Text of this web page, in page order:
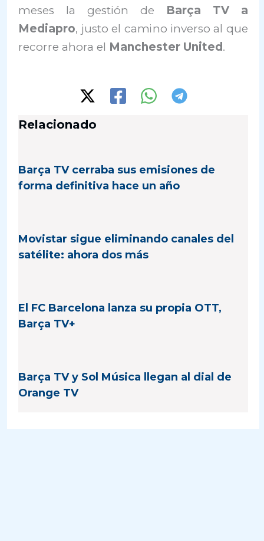
meses la gestión de Barça TV a
Mediapro, justo el camino inverso al que
recorre ahora el Manchester United .
Relacionado
Barça TV cerraba sus emisiones de
forma definitiva hace un año
Movistar sigue eliminando canales del
satélite: ahora dos más
El FC Barcelona lanza su propia OTT,
Barça TV+
Barça TV y Sol Música llegan al dial de
Orange TV